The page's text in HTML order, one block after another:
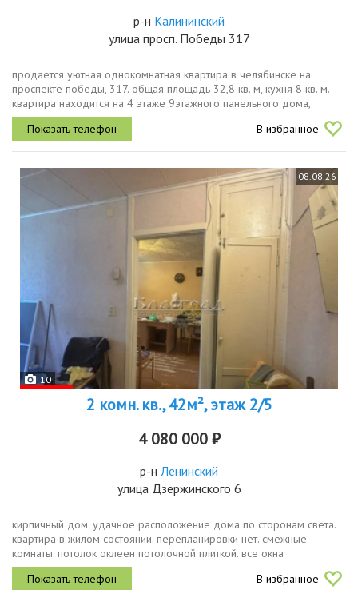
р-н Калининский
улица просп. Победы 317
продается уютная однокомнатная квартира в челябинске на
проспекте победы, 317. общая площадь 32,8 кв. м, кухня 8 кв. м.
квартира находится на 4 этаже 9этажного панельного дома,
построенного в 1986 году. окна выходят во двор, что
обеспечивает тишину...
В избранное
08.08.26
10
2 комн. кв., 42м², этаж 2/5
4 080 000 ₽
р-н Ленинский
улица Дзержинского 6
кирпичный дом. удачное расположение дома по сторонам света.
квартира в жилом состоянии. перепланировки нет. смежные
комнаты. потолок оклеен потолочной плиткой. все окна
пластиковые. межкомнатные двери типовые. выровнены стены и
наклеены обои. пол...
В избранное